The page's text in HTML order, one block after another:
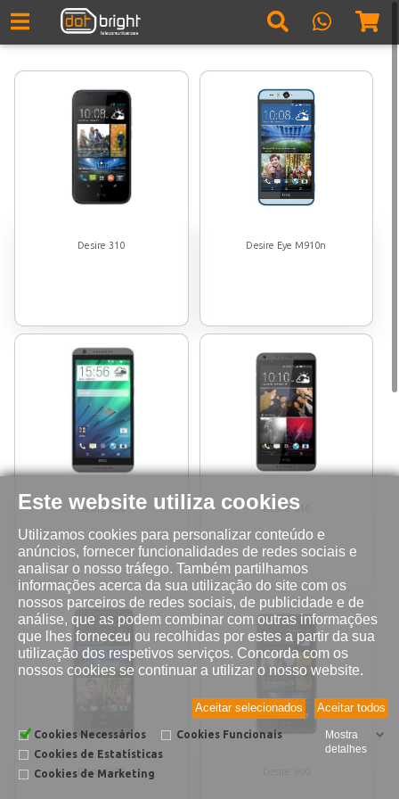
Este website utiliza cookies
Utilizamos cookies para personalizar conteúdo e
anúncios, fornecer funcionalidades de redes sociais e
analisar o nosso tráfego. Também partilhamos
informações acerca da sua utilização do site com os
nossos parceiros de redes sociais, de publicidade e de
análise, que as podem combinar com outras informações
que lhes forneceu ou recolhidas por estes a partir da sua
utilização dos respetivos serviços. Concorda com os
nossos cookies se continuar a utilizar o nosso website.
Aceitar todos
Aceitar selecionados
Cookies Necessários
Cookies Funcionais
Cookies de Estatísticas
Cookies de Marketing
Mostra
detalhes
Desire 310 Desire Eye M910n
Desire 820 Desire 816
Desire 620